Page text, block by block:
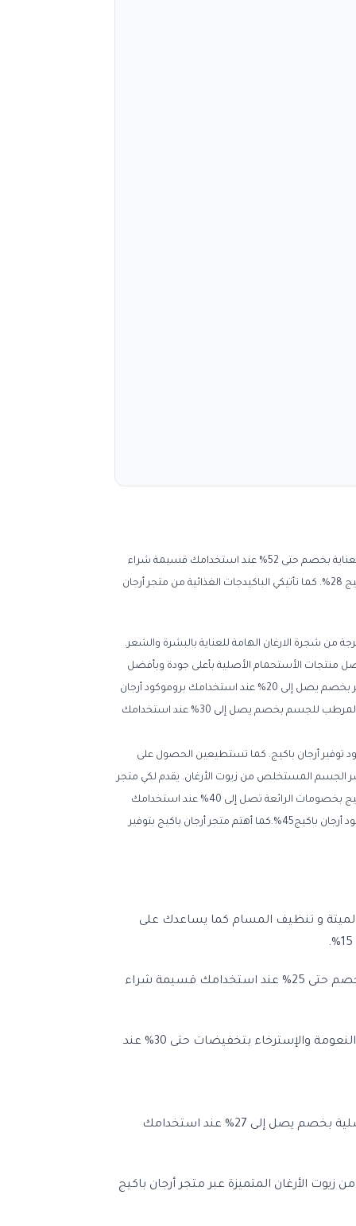
الآن وحصريا من متجر أرجان خصومات تصل إلى 50% على باكيدجات العناية بالبشرة عند استخدامك كوبون توفير أرجان باكيج 50% . كما تحصلين على باكيدج التوريد والعناية بخصم حتى 52% عند استخدامك قسيمة شراء
أرجان باكيج 52%. تهتمين بحماية شعرك متجر أرجان باكيج وفر لكى باكيدجات العناية بالشعر الرائعة بأفضل تخفيضات حتى 28% عند استخدامك كوبون توفير أرجان باكيج 28%. كما تأتيكي الباكيدجات الغذائية من متجر أرجان
من شجرة الارغان الهامة للعناية بالبشرة والشعر.
منتجات الأستحمام الأصلية بأعلى جودة وبأفضل
التخفيضات حيث يوفر لكي الصابون المغربى الأصلى بخصم يصل إلى 15% عند استخدامك كود خصم أرجان باكيج . كما تحصلين على شامبو زيت الأرغان المغذى للشعر بخصم يصل إلى 20% عند استخدامك بروموكود أرجان
باكيج 20%. كما يأتيكي بلسم زيت الأرغان المرطب للشعر بتخفيض حتى 25% عند استخدامك قسيمة شراء أرجان باكيج 25%. ايضا وفرلك غسول الأرغان للأستحمام المرطب للجسم بخصم يصل إلى 30% عند استخدامك
والجسم بأفضل الأسعار. حيث وفرلكي منتجات العكر الفارسى للبشرة بخصم حتى 35% عند استخدامك كود توفير أرجان باكيج. كما تستطيعين الحصول على
قسيمة توفير أرجان باكيج27%. عند استخدامك كوبون توفير أرجان باكيج تحصلين على خصم يصل إلى 18% على مقشر الجسم المستخلص من زيوت الأرغان. يقدم لكي متجر
أرجان باكيج سيروم الشعر بتخفيضات حتى 33% عند استخدامك بروموكود أرجان باكيج تأتيكى خصيصا أفضل الأكسسوارات ومستلزمات التجميل من متجر أرجان باكيج بخصومات الرائعة تصل إلى 40% عند استخدامك
قسيمة شراء ارجان باكيج . ان زيوت الأرغان التجميلية المستخلصة من شجر الأرغان لحماية بشرتك تأتيكى من خلال متجر أرجان باكيج بتخفيض عند استخدامك بروموكود أرجان باكيج45%.كما أهتم متجر أرجان باكيج بتوفير
الميتة و تنظيف المسام كما يساعدك على
لتصفيف شعرك بسهولة وترطيبه متجر أرجان وفرلكى بلسم زيت الأرغان المعالج لبصيلات الشعر التى تضرها الصبغات ومجفف الشعر بخصم حتى 25% عند استخدامك قسيمة شراء
اغتنمي فرصة التخفيضات من متجر أرجان باكيج حيث انه قدم لكي غسول الجسم المكون من زيت الأرغان ليعطى جسمك لمسة من الرقة والنعومة والإسترخاء بتخفيضات حتى 30% عند
تحرصين الحصول على بشرة أفتح و أرطب بدون تجاعيد تمتاز بالنعومة والصفاء فأن متجر أرجان باكيج يوفرلكي مجموعة النيلة المغربية الأصلية بخصم يصل إلى 27% عند استخدامك
الأرغان المتميزة عبر متجر أرجان باكيج